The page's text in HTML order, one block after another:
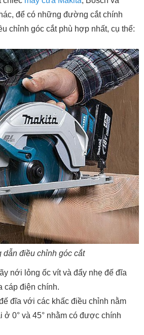
để có những đường cắt chính
chỉnh góc cắt phù hợp nhất, cụ thể:
dẫn điều chỉnh góc cắt
nới lỏng ốc vít và đẩy nhẹ đế đĩa
cáp điện chính.
đĩa với các khấc điều chỉnh nằm
ở 0° và 45° nhằm có được chính